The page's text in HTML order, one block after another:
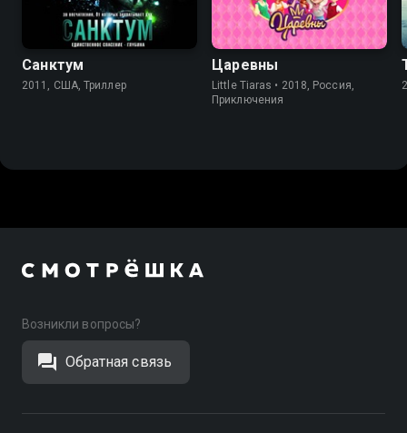
Санктум
2011, США, Триллер
Царевны
Little Tiaras • 2018, Россия,
Приключения
Возникли вопросы?
Обратная связь